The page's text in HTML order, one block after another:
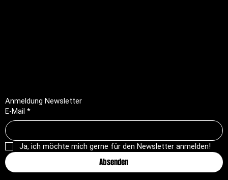
Anmeldung Newsletter
E-Mail *
Ja, ich möchte mich gerne für den Newsletter anmelden!
Absenden